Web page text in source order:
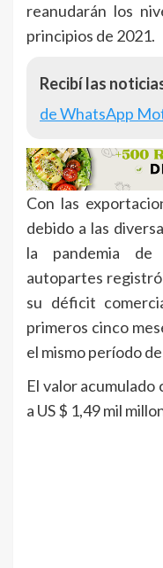
reanudarán los
principios de 2021.
Recibí las
de WhatsApp
Con las
debido a las
la pandemia
autopartes registró
su déficit
primeros cinco
el mismo período
El valor acumulado
a US $ 1,49 mil